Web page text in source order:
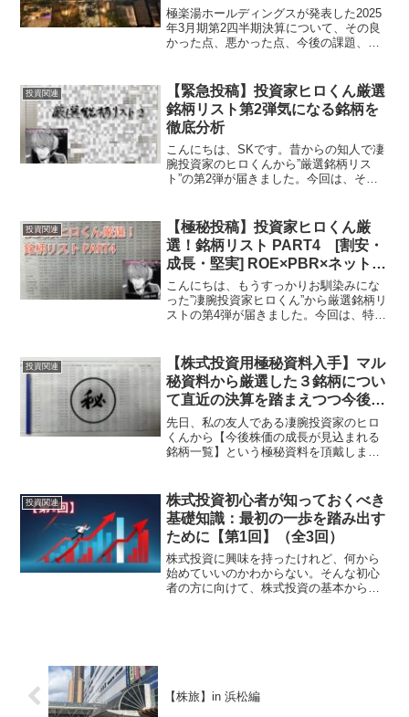
略
極楽湯ホールディングスが発表した2025
年3月期第2四半期決算について、その良
かった点、悪かった点、今後の課題、成
上高の成長や財務健全性に対する課題が
見えてきました。今...
投資関連
【緊急投稿】投資家ヒロくん厳選
銘柄リスト第2弾気になる銘柄を
徹底分析
こんにちは、SKです。昔からの知人で凄
腕投資家のヒロくんから”厳選銘柄リス
ト”の第2弾が届きました。今回は、その
最新決算短信（2025年3月期 第3四半期）
と月足...
投資関連
【極秘投稿】投資家ヒロくん厳
選！銘柄リスト PART4 [割安・
成長・堅実] ROE×PBR×ネットキ
ャッシュで選ぶ注目2銘柄（2025
年版）
こんにちは、もうすっかりお馴染みにな
った”凄腕投資家ヒロくん”から厳選銘柄リ
ストの第4弾が届きました。今回は、特に
り：ROE（自己資本利益率）：資本効率
の良さ自己資本比...
投資関連
【株式投資用極秘資料入手】マル
秘資料から厳選した３銘柄につい
て直近の決算を踏まえつつ今後の
投資戦略などを詳しく解説
先日、私の友人である凄腕投資家のヒロ
くんから【今後株価の成長が見込まれる
銘柄一覧】という極秘資料を頂戴しまし
に、私はいつもびっくりしております。
正直、その極秘資料一覧の...
投資関連
株式投資初心者が知っておくべき
基礎知識：最初の一歩を踏み出す
ために【第1回】（全3回）
株式投資に興味を持ったけれど、何から
始めていいのかわからない。そんな初心
者の方に向けて、株式投資の基本からリ
【株旅】in 浜松編